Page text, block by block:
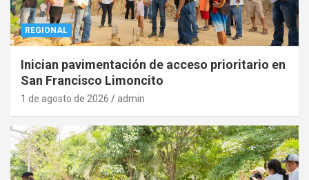
REGIONAL
Inician pavimentación de acceso prioritario en
San Francisco Limoncito
1 de agosto de 2026 admin